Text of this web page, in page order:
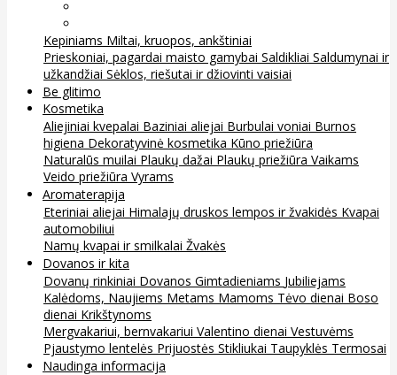
Kepiniams Miltai, kruopos, ankštiniai
Prieskoniai, pagardai maisto gamybai Saldikliai Saldumynai ir
užkandžiai Sėklos, riešutai ir džiovinti vaisiai
Be glitimo
Kosmetika
Aliejiniai kvepalai Baziniai aliejai Burbulai voniai Burnos
higiena Dekoratyvinė kosmetika Kūno priežiūra
Naturalūs muilai Plaukų dažai Plaukų priežiūra Vaikams
Veido priežiūra Vyrams
Aromaterapija
Eteriniai aliejai Himalajų druskos lempos ir žvakidės Kvapai
automobiliui
Namų kvapai ir smilkalai Žvakės
Dovanos ir kita
Dovanų rinkiniai Dovanos Gimtadieniams Jubiliejams
Kalėdoms, Naujiems Metams Mamoms Tėvo dienai Boso
dienai Krikštynoms
Mergvakariui, bernvakariui Valentino dienai Vestuvėms
Pjaustymo lentelės Prijuostės Stikliukai Taupyklės Termosai
Naudinga informacija